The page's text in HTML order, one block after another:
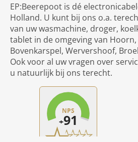
EP:Beerepoot is dé
Holland. U kunt bij ons o.a.
van uw wasmachine, droger,
tablet in de omgeving van Hoorn,
Bovenkarspel, Wervershoof,
Ook voor al uw vragen over
u natuurlijk bij ons terecht.